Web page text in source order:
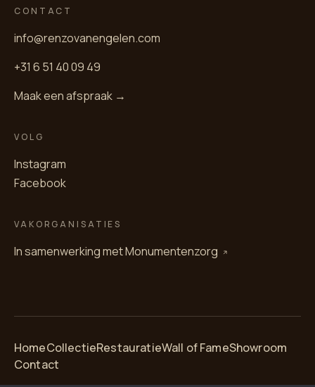
CONTACT
info@renzovanengelen.com
+31 6 51 40 09 49
Maak een afspraak →
VOLG
Instagram
Facebook
VAKORGANISATIES
In samenwerking metMonumentenzorg
HomeCollectieRestauratieWall of FameShowroom
Contact